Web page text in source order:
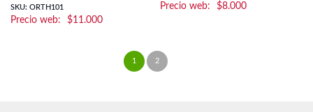
SKU: ORTH101
$11.000
$8.000
1 2